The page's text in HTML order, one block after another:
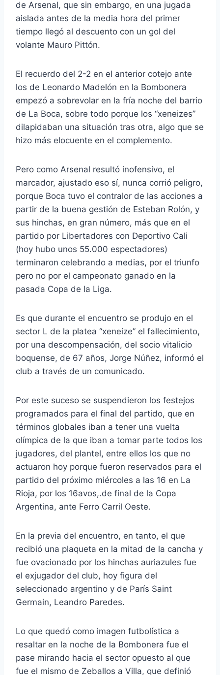
de Arsenal, que sin embargo, en una jugada
aislada antes de la media hora del primer
tiempo llegó al descuento con un gol del
volante Mauro Pittón.
El recuerdo del 2-2 en el anterior cotejo ante
los de Leonardo Madelón en la Bombonera
empezó a sobrevolar en la fría noche del barrio
de La Boca, sobre todo porque los “xeneizes”
dilapidaban una situación tras otra, algo que se
hizo más elocuente en el complemento.
Pero como Arsenal resultó inofensivo, el
marcador, ajustado eso sí, nunca corrió peligro,
porque Boca tuvo el contralor de las acciones a
partir de la buena gestión de Esteban Rolón, y
sus hinchas, en gran número, más que en el
partido por Libertadores con Deportivo Cali
(hoy hubo unos 55.000 espectadores)
terminaron celebrando a medias, por el triunfo
pero no por el campeonato ganado en la
pasada Copa de la Liga.
Es que durante el encuentro se produjo en el
sector L de la platea “xeneize” el fallecimiento,
por una descompensación, del socio vitalicio
boquense, de 67 años, Jorge Núñez, informó el
club a través de un comunicado.
Por este suceso se suspendieron los festejos
programados para el final del partido, que en
términos globales iban a tener una vuelta
olímpica de la que iban a tomar parte todos los
jugadores, del plantel, entre ellos los que no
actuaron hoy porque fueron reservados para el
partido del próximo miércoles a las 16 en La
Rioja, por los 16avos,.de final de la Copa
Argentina, ante Ferro Carril Oeste.
En la previa del encuentro, en tanto, el que
recibió una plaqueta en la mitad de la cancha y
fue ovacionado por los hinchas auriazules fue
el exjugador del club, hoy figura del
seleccionado argentino y de París Saint
Germain, Leandro Paredes.
Lo que quedó como imagen futbolística a
resaltar en la noche de la Bombonera fue el
pase mirando hacia el sector opuesto al que
fue el mismo de Zeballos a Villa, que definió